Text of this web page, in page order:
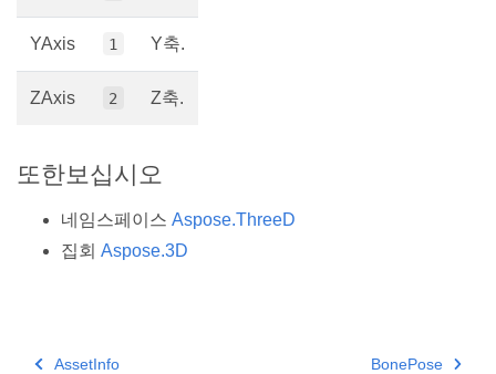
YAxis 1 Y축.
ZAxis 2 Z축.
또한보십시오
네임스페이스 Aspose.ThreeD
집회 Aspose.3D
AssetInfo BonePose